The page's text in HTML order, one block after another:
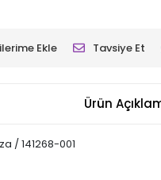
Ekle Tavsiye Et
Ürün
/ 141268-001